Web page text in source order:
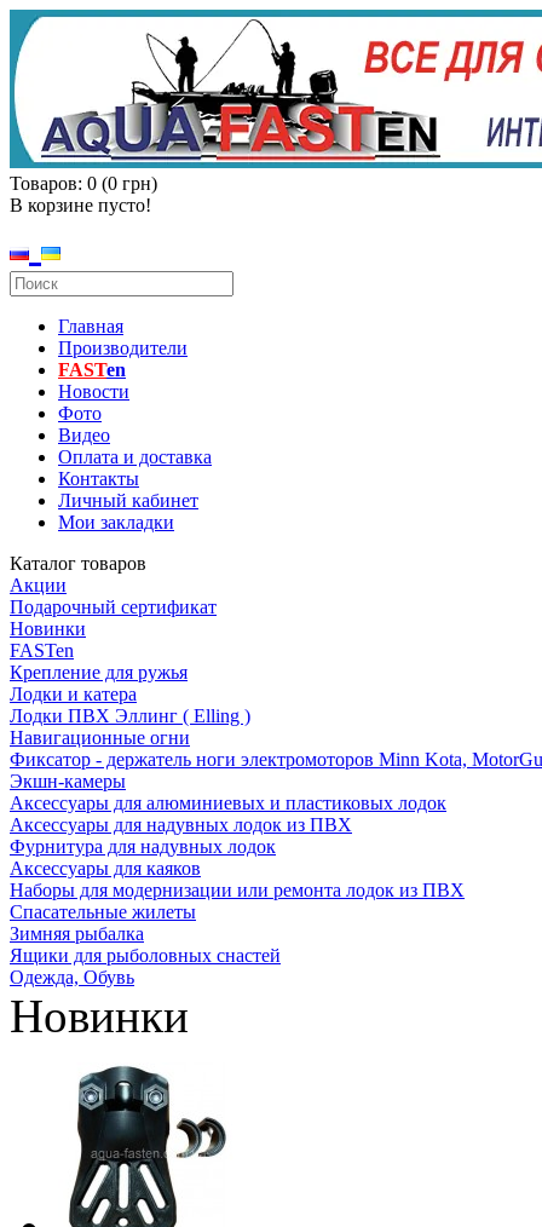
Товаров: 0 (0 грн)
В корзине пусто!
Главная
Производители
FASTen
Новости
Фото
Видео
Оплата и доставка
Контакты
Личный кабинет
Мои закладки
Каталог товаров
Акции
Подарочный сертификат
Новинки
FASTen
Крепление для ружья
Лодки и катера
Лодки ПВХ Эллинг ( Elling )
Навигационные огни
Фиксатор - держатель ноги электромоторов Minn Kota,
Экшн-камеры
Аксессуары для алюминиевых и пластиковых лодок
Аксессуары для надувных лодок из ПВХ
Фурнитура для надувных лодок
Аксессуары для каяков
Наборы для модернизации или ремонта лодок из ПВХ
Спасательные жилеты
Зимняя рыбалка
Ящики для рыболовных снастей
Одежда, Обувь
Новинки